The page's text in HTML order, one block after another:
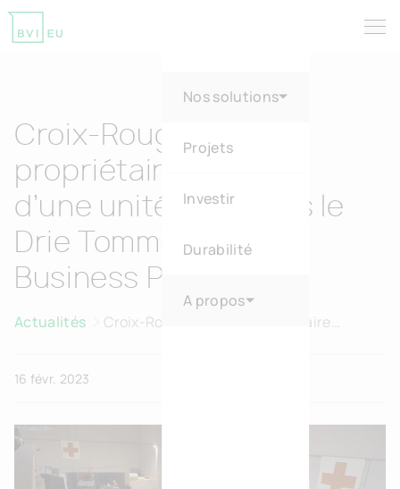
Nos solutions
Projets
Investir
Durabilité
A propos
Croix-Rouge Tienen :
propriétaire satisfait
d’une unité PME dans le
Drie Tommen Green
Business Park
Actualités
Croix-Rouge Tienen : propriétaire
16 févr. 2023